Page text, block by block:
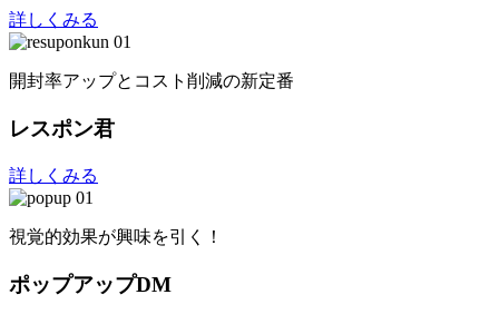
詳しくみる
開封率アップとコスト削減の新定番
レスポン君
詳しくみる
視覚的効果が興味を引く！
ポップアップDM